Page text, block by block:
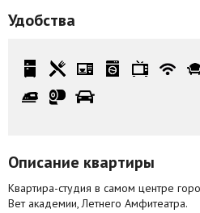
Удобства
Описание квартиры
Квартира-студия в самом центре
Вет академии, Летнего Амфитеатра.